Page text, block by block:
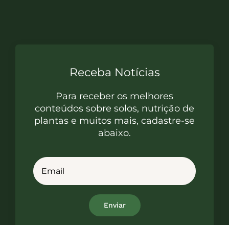
Receba Notícias
Para receber os melhores
conteúdos sobre solos, nutrição de
plantas e muitos mais, cadastre-se
abaixo.